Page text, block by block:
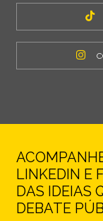
LINKEDIN E
DAS IDEIAS
DEBATE